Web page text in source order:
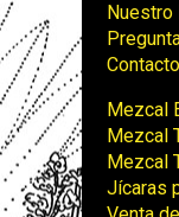
Nuestro
Contacto
Mezcal
Mezcal
Mezcal
Jícaras